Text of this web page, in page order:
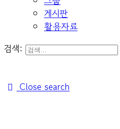
게시판
활용자료
검색:
Close search